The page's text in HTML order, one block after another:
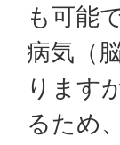
も可能
病気（
ります
るため